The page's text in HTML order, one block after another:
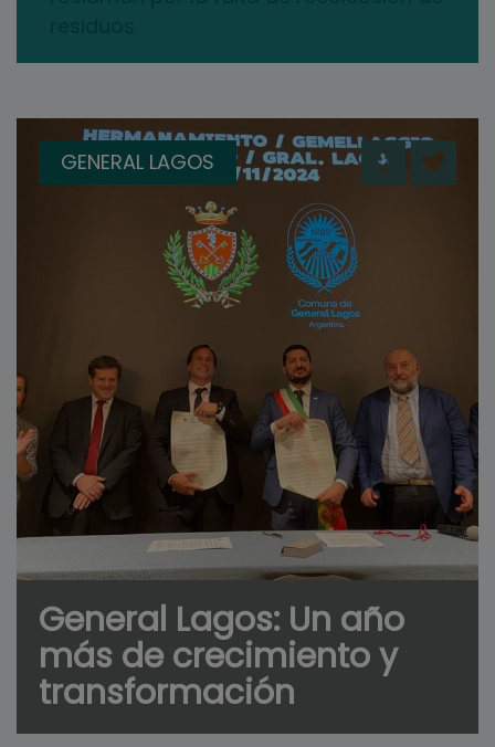
GENERAL LAGOS
General Lagos: Un año
más de crecimiento y
transformación